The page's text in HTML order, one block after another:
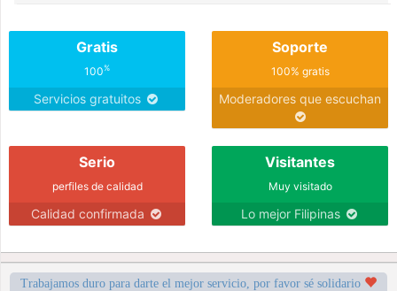
Gratis
100%
Servicios gratuitos
Soporte
100% gratis
Moderadores que escuchan
Serio
perfiles de calidad
Calidad confirmada
Visitantes
Muy visitado
Lo mejor Filipinas
Trabajamos duro para darte el mejor servicio, por favor sé solidario